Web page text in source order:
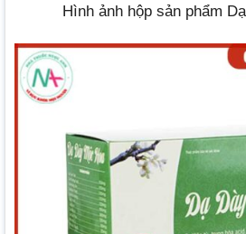
Hình ảnh hộp sản phẩm